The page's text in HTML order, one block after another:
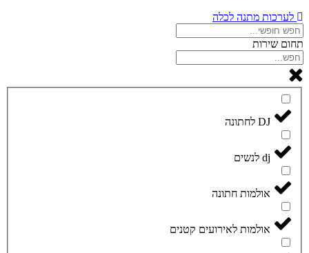
לערכות מתנה לכלה
תחום שירות
DJ לחתונה
dj לנשים
אולמות חתונה
אולמות לאירועים קטנים